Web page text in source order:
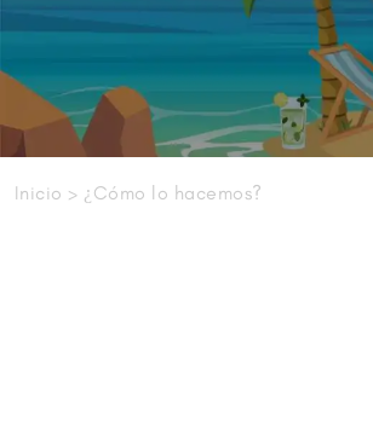
Inicio > ¿Cómo lo hacemos?